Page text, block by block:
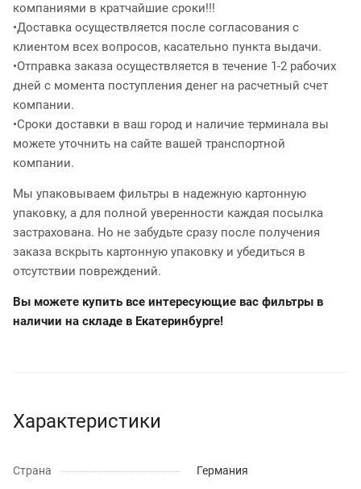
компаниями в кратчайшие сроки!!!
•Доставка осуществляется после согласования с
клиентом всех вопросов, касательно пункта выдачи.
•Отправка заказа осуществляется в течение 1-2 рабочих
дней с момента поступления денег на расчетный счет
компании.
•Сроки доставки в ваш город и наличие терминала вы
можете уточнить на сайте вашей транспортной
компании.
Мы упаковываем фильтры в надежную картонную
упаковку, а для полной уверенности каждая посылка
застрахована. Но не забудьте сразу после получения
заказа вскрыть картонную упаковку и убедиться в
отсутствии повреждений.
Вы можете купить все интересующие вас фильтры в
наличии на складе в Екатеринбурге!
Характеристики
Страна Германия